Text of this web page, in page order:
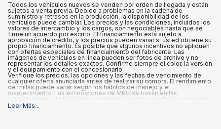
Todos los vehículos nuevos se venden por orden de llegada y están
sujetos a venta previa. Debido a problemas en la cadena de
suministro y retrasos en la producción, la disponibilidad de los
vehículos puede cambiar. Los precios y las condiciones, incluidos los
valores de intercambio y los cargos, son negociables hasta que se
firme un acuerdo por escrito. El financiamiento está sujeto a
aprobación de crédito, y los precios pueden variar si usted obtiene su
propio financiamiento. Es posible que algunos incentivos no apliquen
con ofertas especiales de financiamiento del fabricante. Las
imágenes de vehículos en línea pueden ser fotos de archivo y no
representar los detalles exactos. Confirme siempre el color, la versión
y el equipamiento con el concesionario.
Verifique los precios, las opciones y las fechas de vencimiento de
cualquier oferta anunciada antes de realizar su compra. El rendimiento
de millas puede variar según los hábitos de manejo y el
mantenimiento. Las estimaciones de MPG se basan en las
clasificaciones de la EPA para el año del modelo y deben usarse solo
para fines de comparación.
Leer Más...